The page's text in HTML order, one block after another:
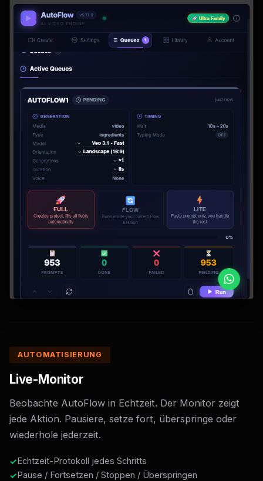
AUTOMATISIERUNG
Live-Monitor
Beobachte AutoFlow in Echtzeit. Der Monitor zeigt
jede Aktion. Pausiere, setze fort, überspringe oder
wiederhole jederzeit.
Echtzeit-Protokoll jedes Schritts
Pause / Fortsetzen / Stoppen / Überspringen